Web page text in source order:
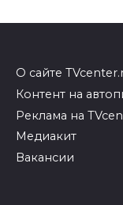
О сайте
Контент на
Реклама на
Медиакит
Вакансии